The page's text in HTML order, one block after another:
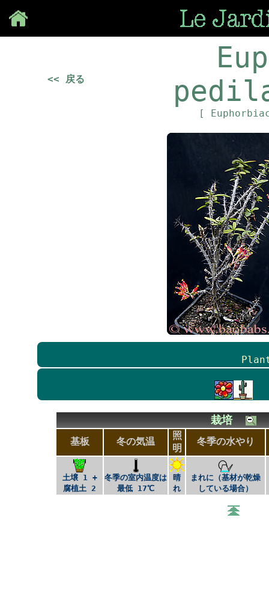
<< 戻る
[
栽培
基板 冬の気温
照
明
冬季の水やり
土壌 1 +
腐植土 2
冬季の室内温度は
最低 17℃
晴
れ
まれに（基材が乾燥
している場合）